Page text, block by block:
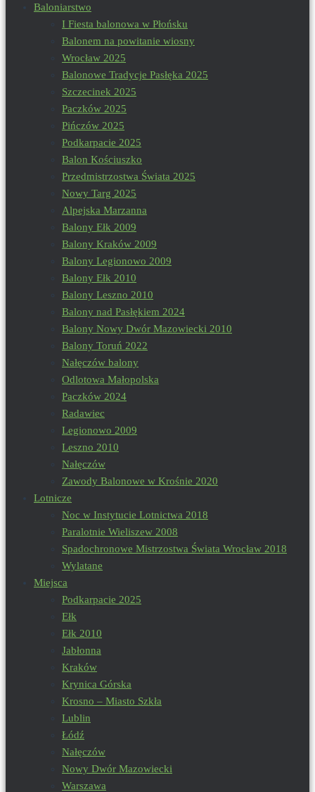
Baloniarstwo
I Fiesta balonowa w Płońsku
Balonem na powitanie wiosny
Wrocław 2025
Balonowe Tradycje Pasłęka 2025
Szczecinek 2025
Paczków 2025
Pińczów 2025
Podkarpacie 2025
Balon Kościuszko
Przedmistrzostwa Świata 2025
Nowy Targ 2025
Alpejska Marzanna
Balony Ełk 2009
Balony Kraków 2009
Balony Legionowo 2009
Balony Ełk 2010
Balony Leszno 2010
Balony nad Pasłękiem 2024
Balony Nowy Dwór Mazowiecki 2010
Balony Toruń 2022
Nałęczów balony
Odlotowa Małopolska
Paczków 2024
Radawiec
Legionowo 2009
Leszno 2010
Nałęczów
Zawody Balonowe w Krośnie 2020
Lotnicze
Noc w Instytucie Lotnictwa 2018
Paralotnie Wieliszew 2008
Spadochronowe Mistrzostwa Świata Wrocław 2018
Wylatane
Miejsca
Podkarpacie 2025
Ełk
Ełk 2010
Jabłonna
Kraków
Krynica Górska
Krosno – Miasto Szkła
Lublin
Łódź
Nałęczów
Nowy Dwór Mazowiecki
Warszawa